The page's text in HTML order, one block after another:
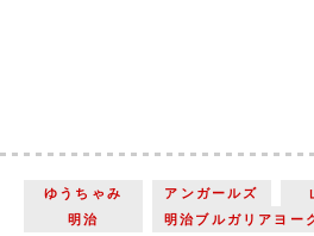
ゆうちゃみ アンガールズ
明治
明治ブルガリアヨー